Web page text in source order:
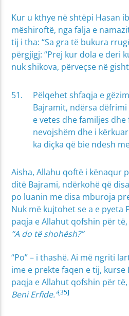
Kur u kthye në shtëpi Hasan
mëshiroftë, nga falja e
tij i tha: “Sa gra të bukura
përgjigj: “Prej kur dola e deri
nuk shikova, përveçse në
Pëlqehet shfaqja e
Bajramit, ndërsa
e vetes dhe familjes
nevojshëm dhe i
ka diçka që bie ndesh
Aisha, Allahu qoftë i kënaqur
ditë Bajrami, ndërkohë që
po luanin me disa mburoja
Nuk më kujtohet se a e pyeta
paqja e Allahut qofshin për
“A do të shohësh?”
“Po” – i thashë. Ai më ngriti
ime e prekte faqen e tij,
paqja e Allahut qofshin për
Beni Erfide.”[35]